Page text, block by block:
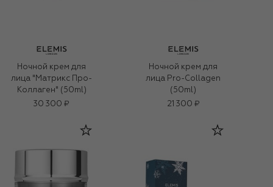
Ночной крем для
лица "Матрикс Про-
Коллаген" (50ml)
30 300 ₽
Ночной крем для
лица Pro-Collagen
(50ml)
21 300 ₽